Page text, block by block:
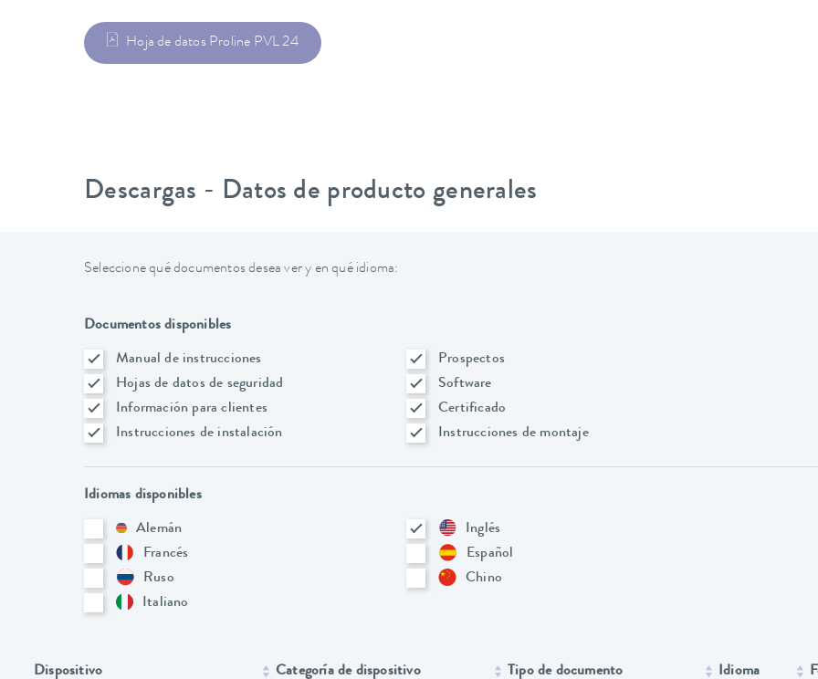
Hoja de datos Proline PVL 24
Descargas - Datos de producto generales
Seleccione qué documentos desea ver y en qué idioma:
Documentos disponibles
Manual de instrucciones
Prospectos
Hojas de datos de seguridad
Software
Información para clientes
Certificado
Instrucciones de instalación
Instrucciones de montaje
Idiomas disponibles
Alemán
Inglés
Francés
Español
Ruso
Chino
Italiano
Dispositivo Categoría de dispositivo Tipo de documento Idioma